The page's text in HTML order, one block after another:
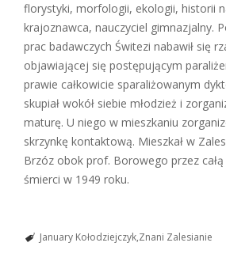
florystyki, morfologii, ekologii, historii
krajoznawca, nauczyciel gimnazjalny.
prac badawczych Świtezi nabawił się
objawiającej się postępującym
prawie całkowicie sparaliżowanym
skupiał wokół siebie młodzież i
maturę. U niego w mieszkaniu
skrzynkę kontaktową. Mieszkał w
Brzóz obok prof. Borowego przez
śmierci w 1949 roku.
January Kołodziejczyk Znani Zalesianie